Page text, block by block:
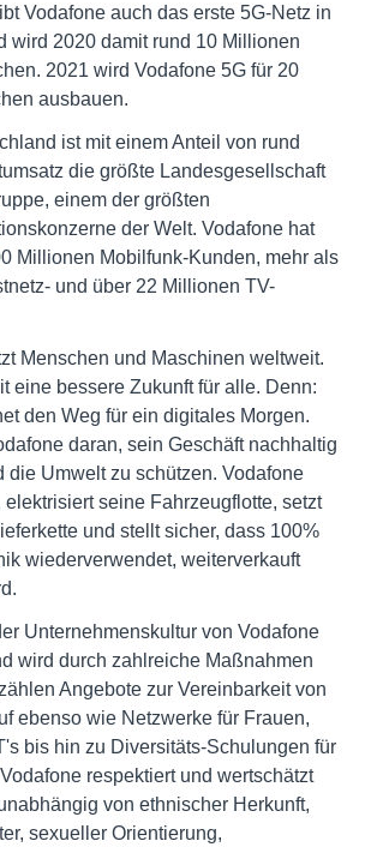
Vodafone auch das erste 5G-Netz in
wird 2020 damit rund 10 Millionen
2021 wird Vodafone 5G für 20
ausbauen.
ist mit einem Anteil von rund
die größte Landesgesellschaft
einem der größten
der Welt. Vodafone hat
Millionen Mobilfunk-Kunden, mehr als
und über 22 Millionen TV-
Menschen und Maschinen weltweit.
eine bessere Zukunft für alle. Denn:
den Weg für ein digitales Morgen.
daran, sein Geschäft nachhaltig
die Umwelt zu schützen. Vodafone
elektrisiert seine Fahrzeugflotte, setzt
und stellt sicher, dass 100%
wiederverwendet, weiterverkauft
Unternehmenskultur von Vodafone
wird durch zahlreiche Maßnahmen
Angebote zur Vereinbarkeit von
ebenso wie Netzwerke für Frauen,
bis hin zu Diversitäts-Schulungen für
respektiert und wertschätzt
von ethnischer Herkunft,
sexueller Orientierung,